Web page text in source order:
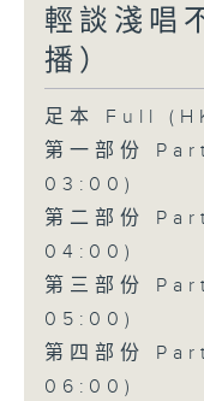
輕談淺唱
播）
足本 Full
第一部份
03:00)
第二部份
04:00)
第三部份
05:00)
第四部份
06:00)